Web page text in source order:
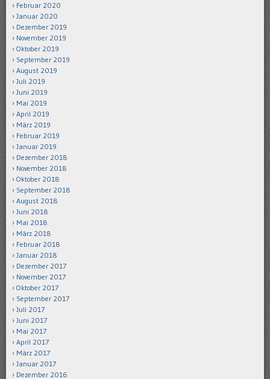
Februar 2020
Januar 2020
Dezember 2019
November 2019
Oktober 2019
September 2019
August 2019
Juli 2019
Juni 2019
Mai 2019
April 2019
März 2019
Februar 2019
Januar 2019
Dezember 2018
November 2018
Oktober 2018
September 2018
August 2018
Juni 2018
Mai 2018
März 2018
Februar 2018
Januar 2018
Dezember 2017
November 2017
Oktober 2017
September 2017
Juli 2017
Juni 2017
Mai 2017
April 2017
März 2017
Januar 2017
Dezember 2016